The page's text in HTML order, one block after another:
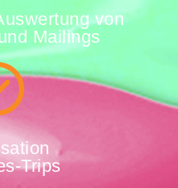
von
Mailings
Trips